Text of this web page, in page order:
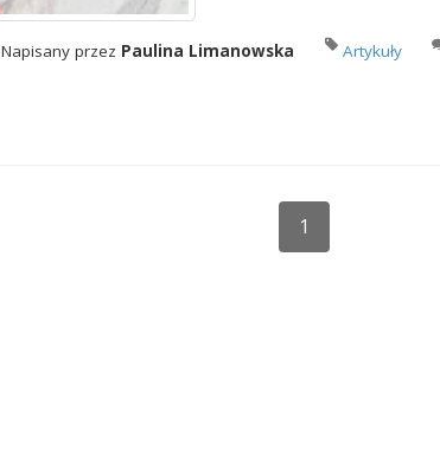
Napisany przez Paulina Limanowska Artykuły
1